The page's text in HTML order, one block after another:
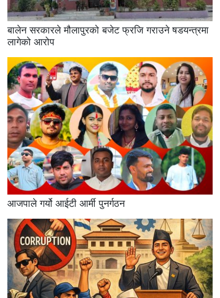
बालेन सरकारले मौलापुरको बजेट फ्रजि गराउने षडयन्त्रमा
लागेको आरोप
आजपाले गर्यो आईटी आर्मी पुनर्गठन